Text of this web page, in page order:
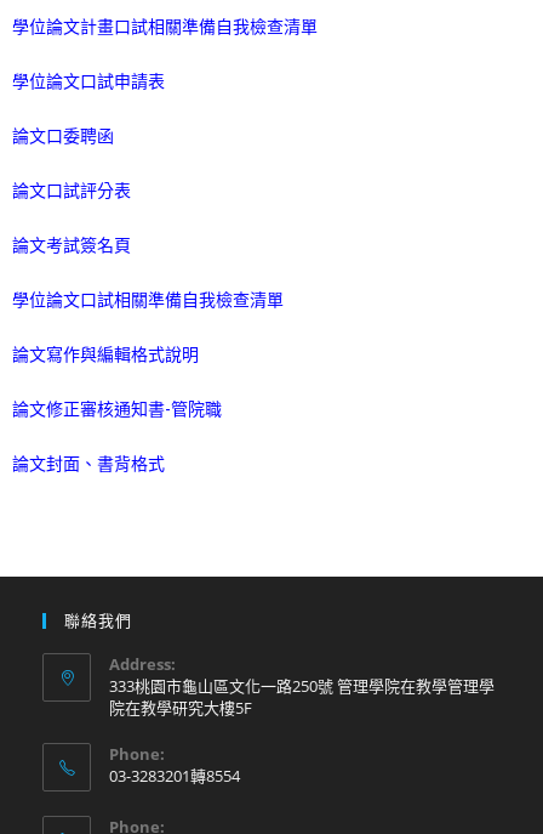
學位論文計畫口試相關準備自我檢查清單
學位論文口試申請表
論文口委聘函
論文口試評分表
論文考試簽名頁
學位論文口試相關準備自我檢查清單
論文寫作與編輯格式說明
論文修正審核通知書-管院職
論文封面、書背格式
聯絡我們
Address:
333桃園市龜山區文化一路250號 管理學院在教學管理學
院在教學研究大樓5F
Phone:
03-3283201轉8554
Phone: